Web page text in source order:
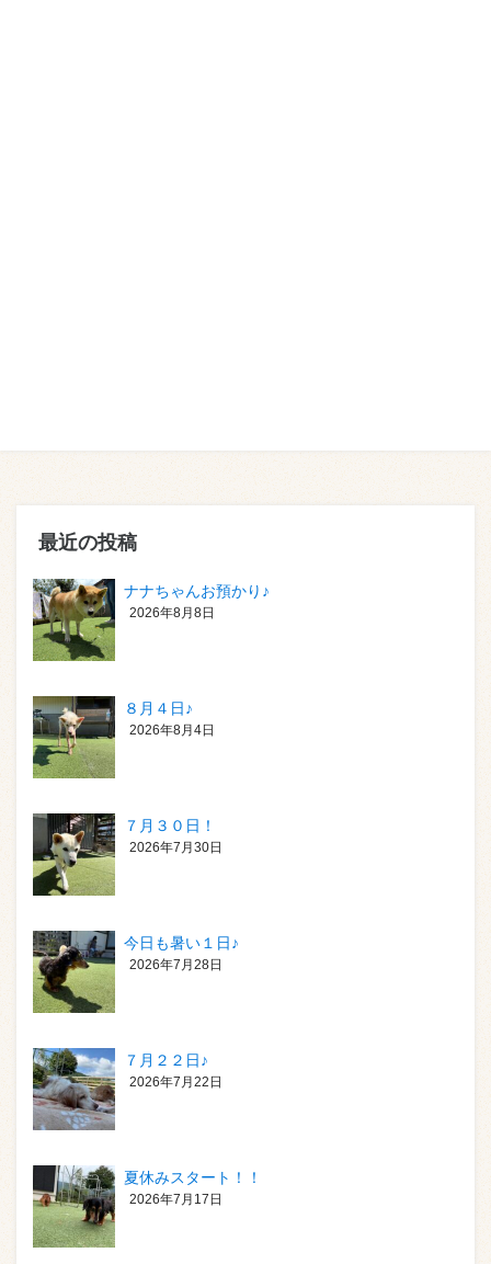
最近の投稿
ナナちゃんお預かり♪
2026年8月8日
８月４日♪
2026年8月4日
７月３０日！
2026年7月30日
今日も暑い１日♪
2026年7月28日
７月２２日♪
2026年7月22日
夏休みスタート！！
2026年7月17日